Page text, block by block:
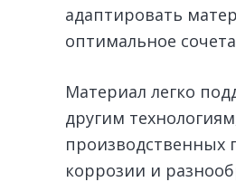
адаптировать
оптимальное
Материал легко
другим
производственных
коррозии и